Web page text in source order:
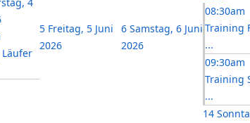
5 Freitag, 5 Juni
2026
6 Samstag, 6 Juni
2026
08:30am
Training
...
09:30am
Training
...
14